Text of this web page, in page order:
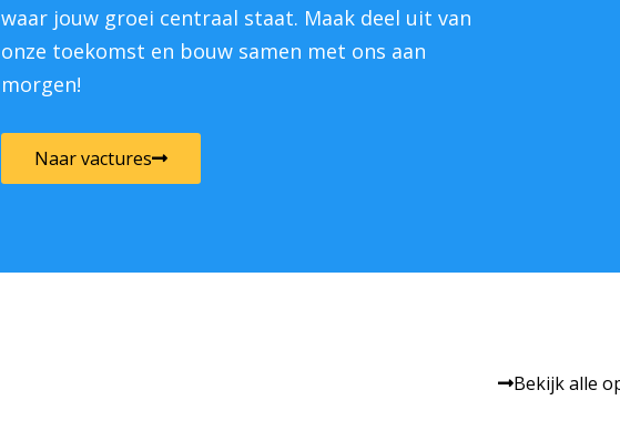
waar jouw groei centraal staat. Maak deel uit van
onze toekomst en bouw samen met ons aan
morgen!
Naar vactures
Bekijk alle